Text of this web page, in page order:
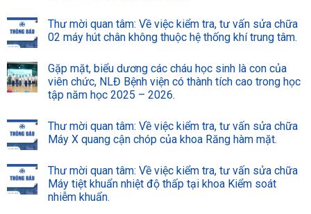
Thư mời quan tâm: Về việc kiểm tra, tư vấn sửa chữa
02 máy hút chân không thuộc hệ thống khí trung tâm.
Gặp mặt, biểu dương các cháu học sinh là con của
viên chức, NLĐ Bệnh viện có thành tích cao trong học
tập năm học 2025 – 2026.
Thư mời quan tâm: Về việc kiểm tra, tư vấn sửa chữa
Máy X quang cận chóp của khoa Răng hàm mặt.
Thư mời quan tâm: Về việc kiểm tra, tư vấn sửa chữa
Máy tiệt khuẩn nhiệt độ thấp tại khoa Kiểm soát
nhiễm khuẩn.